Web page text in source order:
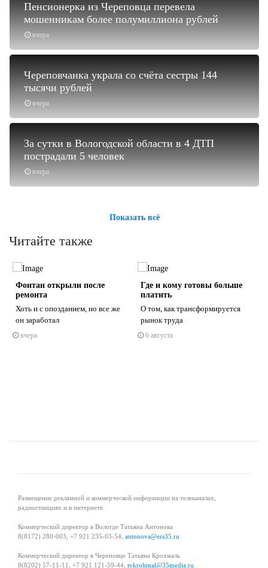
вчера
Пенсионерка из Череповца перевела
мошенникам более полумиллиона рублей
вчера
Череповчанка украла со счёта сестры 144
тысячи рублей
вчера
За сутки в Вологодской области в 4 ДТП
пострадали 5 человек
Показать всё
Читайте также
Фонтан открыли после
ремонта
Хоть и с опозданием, но все же
он заработал
вчера
Где и кому готовы больше
платить
О том, как трансформируется
рынок труда
6 августа
Размещение рекламной и коммерческой информации на телеканалах,
радиостанциях и в интернете.
Коммерческий директор в Вологде Татьяна Антонова
8(8172) 280-003, +7 921 235-03-54, antonova@ers35.ru
Коммерческий директор в Череповце Татьяна Крохмаль
8(8202) 57-11-11, +7 921 121-59-44, tvkrohmal@35media.ru